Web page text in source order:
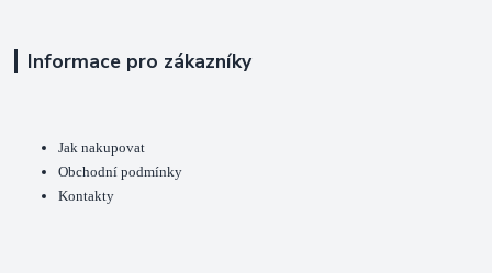
Informace pro zákazníky
Jak nakupovat
Obchodní podmínky
Kontakty